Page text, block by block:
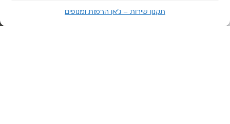
תקנון שירות – ג’אן הרמות ומנופים